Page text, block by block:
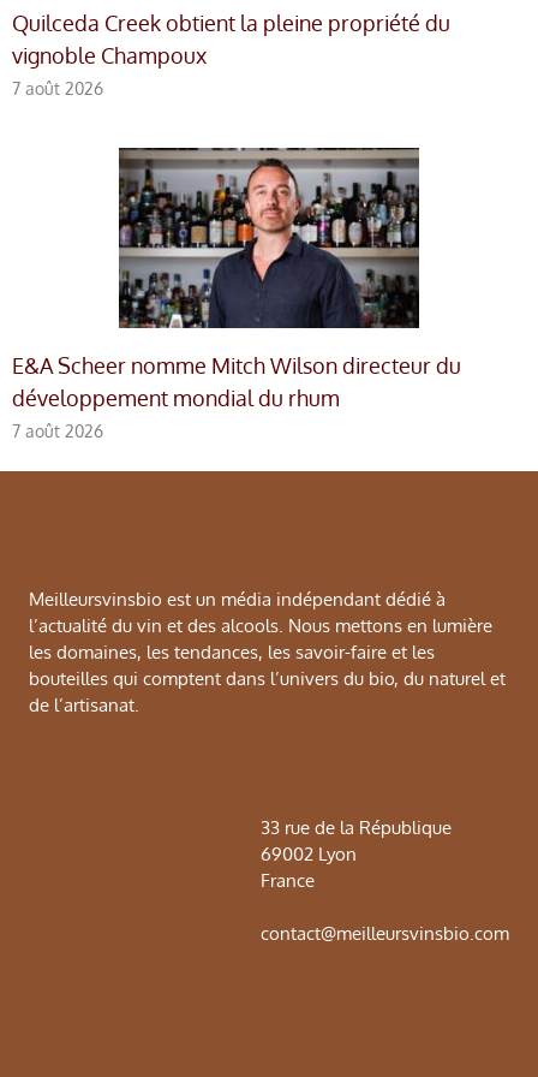
Quilceda Creek obtient la pleine propriété du
vignoble Champoux
7 août 2026
E&A Scheer nomme Mitch Wilson directeur du
développement mondial du rhum
7 août 2026
Meilleursvinsbio est un média indépendant dédié à
l’actualité du vin et des alcools. Nous mettons en lumière
les domaines, les tendances, les savoir-faire et les
bouteilles qui comptent dans l’univers du bio, du naturel et
de l’artisanat.
33 rue de la République
69002 Lyon
France
contact@meilleursvinsbio.com